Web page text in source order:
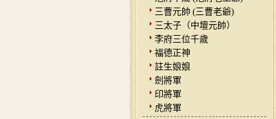
三曹元帥 (三曹老爺)
三太子（中壇元帥）
李府三位千歲
福德正神
註生娘娘
劍將軍
印將軍
虎將軍